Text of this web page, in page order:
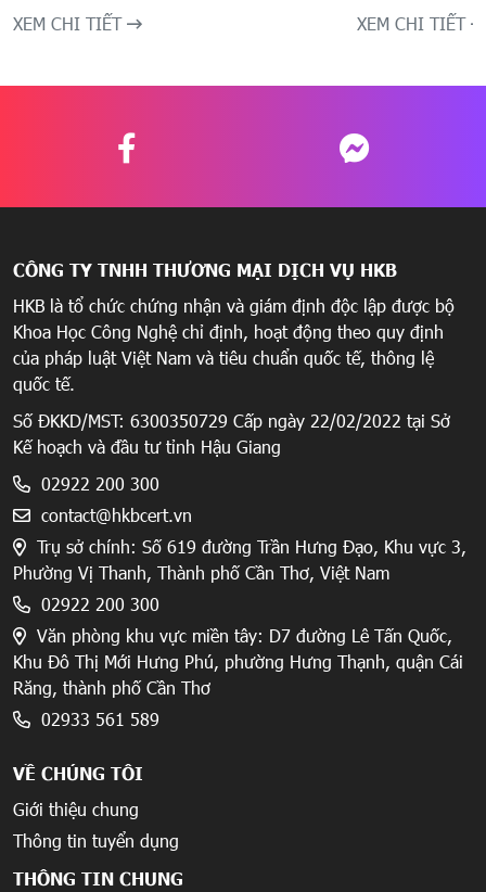
ứng nhu cầu của các nông hộ, Bộ quy tắc
càng gia tăng, giúp họ có được bước đầu
nội dung sau, HKB Cert mời Quý Doanh
nghiệp và tổ chức cùng tìm hiểu về tiêu
XEM CHI TIẾT
khó tính nhưng
nhận Halal -
XEM CHI TIẾT
CÔNG TY TNHH THƯƠNG MẠI DỊCH VỤ HKB
HKB là tổ chức chứng nhận và giám định độc lập được bộ
Khoa Học Công Nghệ chỉ định, hoạt động theo quy định
của pháp luật Việt Nam và tiêu chuẩn quốc tế, thông lệ
quốc tế.
Số ĐKKD/MST: 6300350729 Cấp ngày 22/02/2022 tại Sở
Kế hoạch và đầu tư tỉnh Hậu Giang
02922 200 300
contact@hkbcert.vn
Trụ sở chính: Số 619 đường Trần Hưng Đạo, Khu vực 3,
Phường Vị Thanh, Thành phố Cần Thơ, Việt Nam
02922 200 300
Văn phòng khu vực miền tây: D7 đường Lê Tấn Quốc,
Khu Đô Thị Mới Hưng Phú, phường Hưng Thạnh, quận Cái
Răng, thành phố Cần Thơ
02933 561 589
VỀ CHÚNG TÔI
Giới thiệu chung
Thông tin tuyển dụng
THÔNG TIN CHUNG